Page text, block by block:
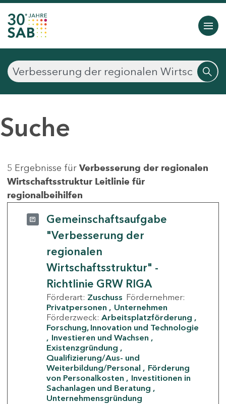
Suche
5 Ergebnisse für Verbesserung der regionalen
Wirtschaftsstruktur Leitlinie für
regionalbeihilfen
Gemeinschaftsaufgabe
"Verbesserung der
regionalen
Wirtschaftsstruktur" -
Richtlinie GRW RIGA
Förderart: Zuschuss Fördernehmer:
Privatpersonen
Unternehmen
Förderzweck: Arbeitsplatzförderung
Forschung, Innovation und Technologie
Investieren und Wachsen
Existenzgründung
Qualifizierung/Aus- und
Weiterbildung/Personal
Förderung
von Personalkosten
Investitionen in
Sachanlagen und Beratung
Unternehmensgründung